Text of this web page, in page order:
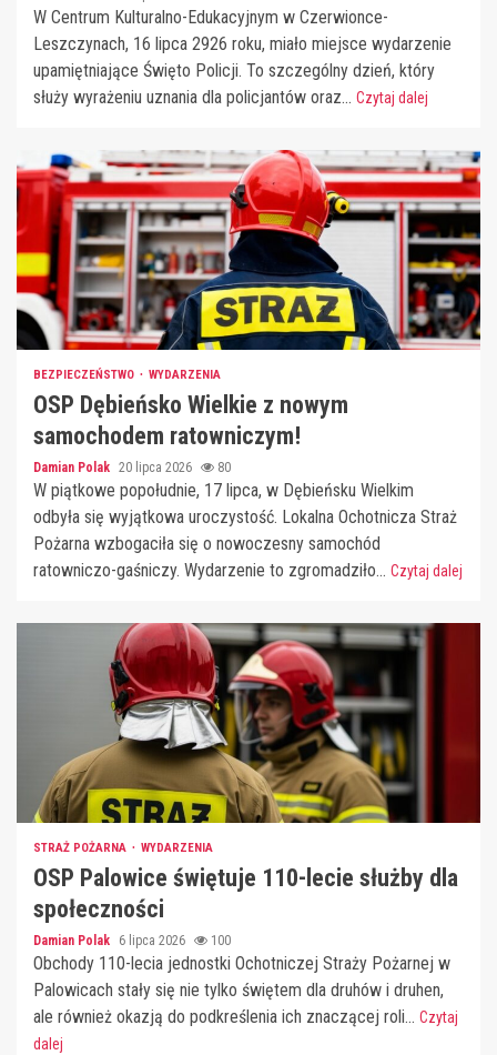
W Centrum Kulturalno-Edukacyjnym w Czerwionce-
Leszczynach, 16 lipca 2926 roku, miało miejsce wydarzenie
upamiętniające Święto Policji. To szczególny dzień, który
służy wyrażeniu uznania dla policjantów oraz... Czytaj dalej
BEZPIECZEŃSTWO WYDARZENIA
OSP Dębieńsko Wielkie z nowym
samochodem ratowniczym!
Damian Polak 20 lipca 2026 80
W piątkowe popołudnie, 17 lipca, w Dębieńsku Wielkim
odbyła się wyjątkowa uroczystość. Lokalna Ochotnicza Straż
Pożarna wzbogaciła się o nowoczesny samochód
ratowniczo-gaśniczy. Wydarzenie to zgromadziło... Czytaj dalej
STRAŻ POŻARNA WYDARZENIA
OSP Palowice świętuje 110-lecie służby dla
społeczności
Damian Polak 6 lipca 2026 100
Obchody 110-lecia jednostki Ochotniczej Straży Pożarnej w
Palowicach stały się nie tylko świętem dla druhów i druhen,
ale również okazją do podkreślenia ich znaczącej roli... Czytaj
dalej